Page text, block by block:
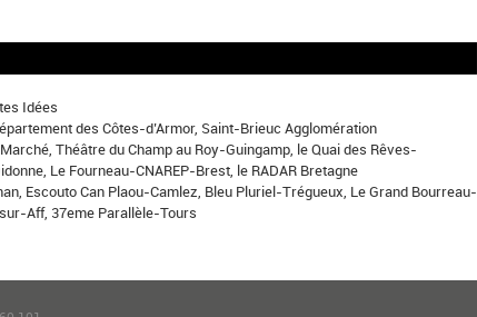
Idées
des Côtes-d’Armor, Saint-Brieuc Agglomération
Théâtre du Champ au Roy-Guingamp, le Quai des Rêves-
Le Fourneau-CNAREP-Brest, le RADAR Bretagne
Escouto Can Plaou-Camlez, Bleu Pluriel-Trégueux, Le Grand Bourreau-
Aff, 37eme Parallèle-Tours